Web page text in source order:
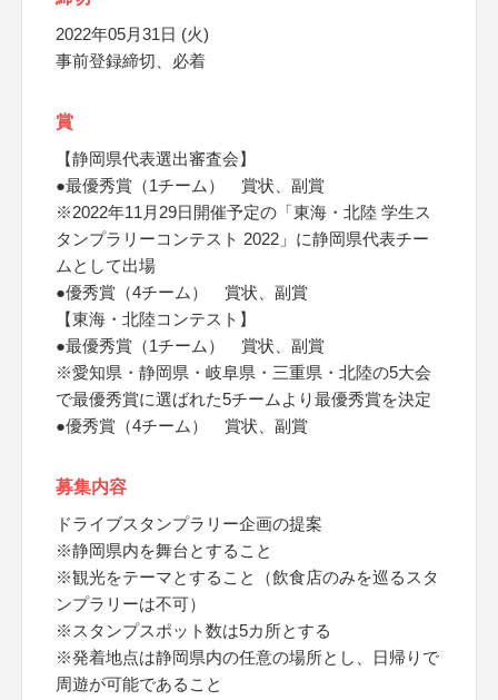
2022年05月31日 (火)
事前登録締切、必着
賞
【静岡県代表選出審査会】
●最優秀賞（1チーム） 賞状、副賞
※2022年11月29日開催予定の「東海・北陸 学生ス
タンプラリーコンテスト 2022」に静岡県代表チー
ムとして出場
●優秀賞（4チーム） 賞状、副賞
【東海・北陸コンテスト】
●最優秀賞（1チーム） 賞状、副賞
※愛知県・静岡県・岐阜県・三重県・北陸の5大会
で最優秀賞に選ばれた5チームより最優秀賞を決定
●優秀賞（4チーム） 賞状、副賞
募集内容
ドライブスタンプラリー企画の提案
※静岡県内を舞台とすること
※観光をテーマとすること（飲食店のみを巡るスタ
ンプラリーは不可）
※スタンプスポット数は5カ所とする
※発着地点は静岡県内の任意の場所とし、日帰りで
周遊が可能であること